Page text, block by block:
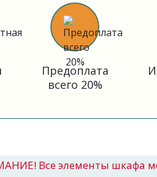
Предоплата
всего 20%
Все элементы шкафа